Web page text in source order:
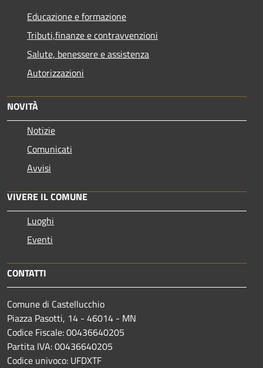
Educazione e formazione
Tributi,finanze e contravvenzioni
Salute, benessere e assistenza
Autorizzazioni
NOVITÀ
Notizie
Comunicati
Avvisi
VIVERE IL COMUNE
Luoghi
Eventi
CONTATTI
Comune di Castellucchio
Piazza Pasotti, 14 - 46014 - MN
Codice Fiscale: 00436640205
Partita IVA: 00436640205
Codice univoco: UFDXTF